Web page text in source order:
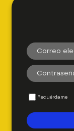
Recuérdame